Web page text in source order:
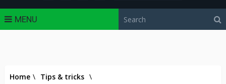
MENU
Home \ Tips & tricks \